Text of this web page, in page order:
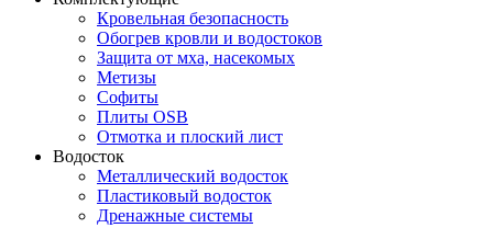
Кровельная безопасность
Обогрев кровли и водостоков
Защита от мха, насекомых
Метизы
Софиты
Плиты OSB
Отмотка и плоский лист
Водосток
Металлический водосток
Пластиковый водосток
Дренажные системы